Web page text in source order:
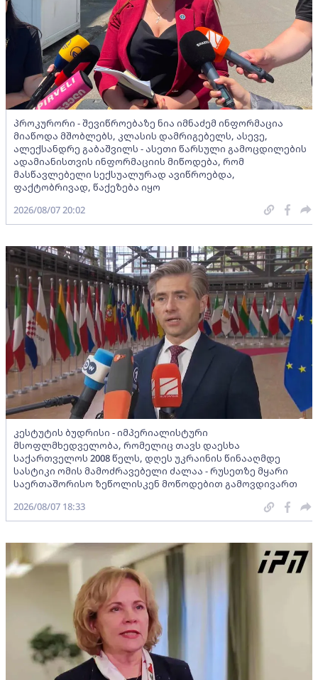
პროკურორი - შევიწროებაზე ნია იმნაძემ ინფორმაცია
მიაწოდა მშობლებს, კლასის დამრიგებელს, ასევე,
ალექსანდრე გაბაშვილს - ასეთი წარსული გამოცდილების
ადამიანისთვის ინფორმაციის მიწოდება, რომ
მასწავლებელი სექსუალურად ავიწროებდა,
ფაქტობრივად, წაქეზება იყო
2026/08/07 20:02
კესტუტის ბუდრისი - იმპერიალისტური
მსოფლმხედველობა, რომელიც თავს დაესხა
საქართველოს 2008 წელს, დღეს უკრაინის წინააღმდე
სასტიკი ომის მამოძრავებელი ძალაა - რუსეთზე მყარი
საერთაშორისო ზეწოლისკენ მოწოდებით გამოვდივართ
2026/08/07 18:33